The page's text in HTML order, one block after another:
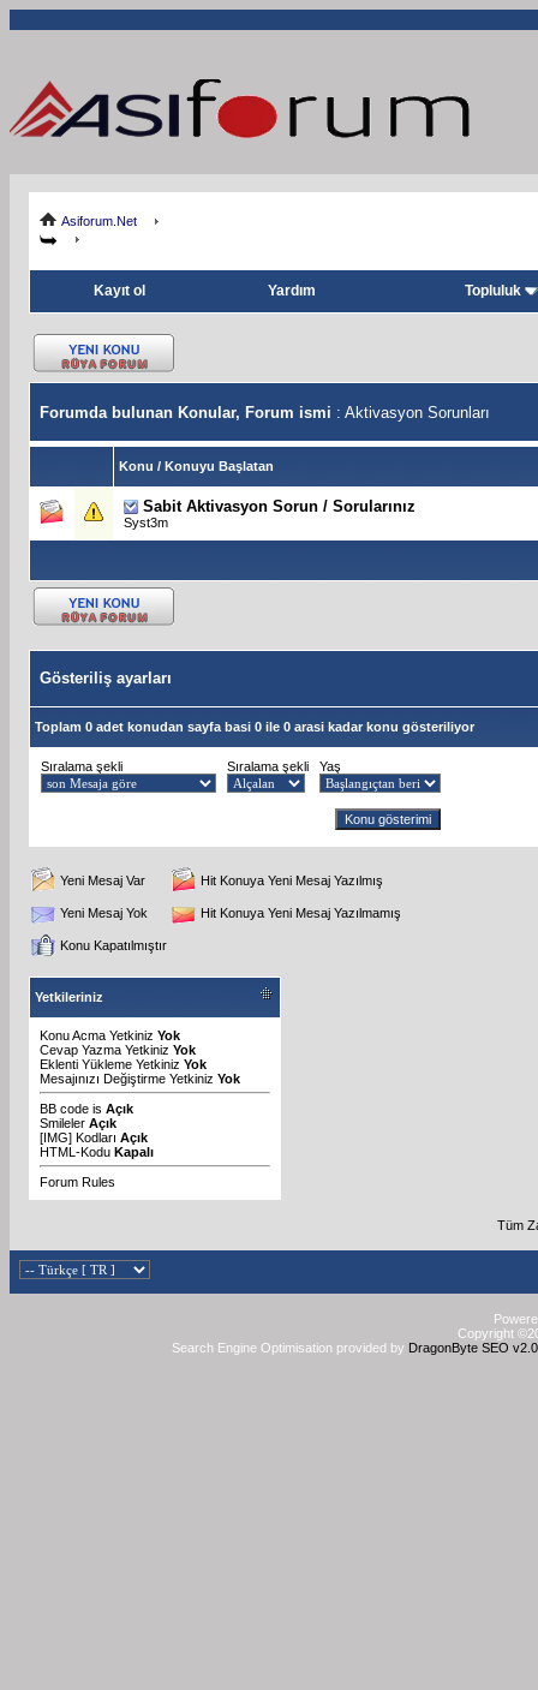
Asiforum.Net
Kayıt ol Yardım Topluluk
Forumda bulunan Konular, Forum ismi : Aktivasyon Sorunları
Konu / Konuyu Başlatan
Sabit Aktivasyon Sorun / Sorularınız
Syst3m
Gösteriliş ayarları
Toplam 0 adet konudan sayfa basi 0 ile 0 arasi kadar konu gösteriliyor
Sıralama şekli Sıralama şekli Yaş
Yeni Mesaj Var Hit Konuya Yeni Mesaj Yazılmış
Yeni Mesaj Yok Hit Konuya Yeni Mesaj Yazılmamış
Konu Kapatılmıştır
Yetkileriniz
Konu Acma Yetkiniz Yok
Cevap Yazma Yetkiniz Yok
Eklenti Yükleme Yetkiniz Yok
Mesajınızı Değiştirme Yetkiniz Yok
BB code is Açık
Smileler Açık
[IMG] Kodları Açık
HTML-Kodu Kapalı
Forum Rules
Tüm
Copyright
Search Engine Optimisation provided by DragonByte SEO